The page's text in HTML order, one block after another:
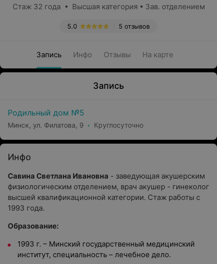
Стаж 32 года • Высшая категория • Зав. отделением
5 отзывов
5.0
Запись Инфо Отзывы На карте
Запись
Родильный дом №5
Минск, ул. Филатова, 9 Круглосуточно
Инфо
Савина Светлана Ивановна - заведующая акушерским
физиологическим отделением, врач акушер - гинеколог
высшей квалификационной категории. Стаж работы с
1993 года.
Образование:
1993 г. – Минский государственный медицинский
институт, специальность – лечебное дело.